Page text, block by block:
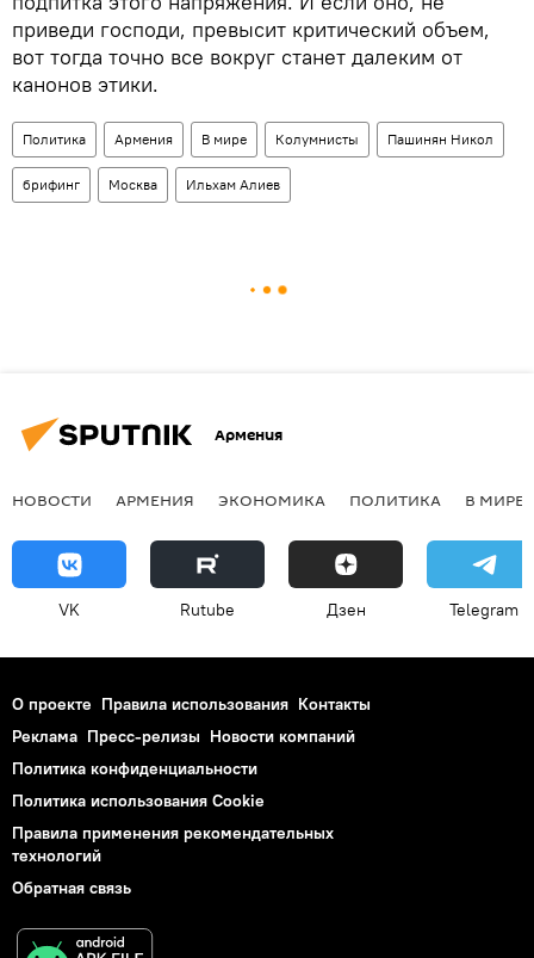
приведи господи, превысит критический объем,
вот тогда точно все вокруг станет далеким от
канонов этики.
Политика Армения В мире Колумнисты Пашинян Никол
брифинг Москва Ильхам Алиев
Армения
НОВОСТИ АРМЕНИЯ ЭКОНОМИКА ПОЛИТИКА В МИРЕ
VK Rutube Дзен Telegram
О проекте Правила использования Контакты
Реклама Пресс-релизы Новости компаний
Политика конфиденциальности
Политика использования Cookie
Правила применения рекомендательных
технологий
Обратная связь